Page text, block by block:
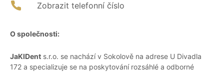
Zobrazit telefonní číslo
O společnosti:
JaKlDent s.r.o. se nachází v Sokolově na adrese U Divadla
172 a specializuje se na poskytování rozsáhlé a odborné